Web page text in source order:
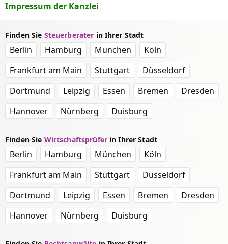
Impressum der Kanzlei
Finden Sie Steuerberater in Ihrer Stadt
Berlin Hamburg München
Köln
Frankfurt am Main
Stuttgart
Düsseldorf
Dortmund
Leipzig Essen Bremen
Dresden
Hannover
Nürnberg Duisburg
Finden Sie Wirtschaftsprüferin Ihrer Stadt
Berlin Hamburg München
Köln
Frankfurt am Main
Stuttgart
Düsseldorf
Dortmund
Leipzig Essen Bremen
Dresden
Hannover
Nürnberg Duisburg